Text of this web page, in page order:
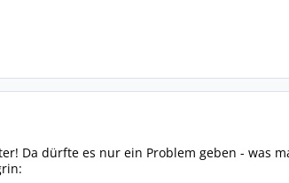
Da dürfte es nur ein Problem geben - was